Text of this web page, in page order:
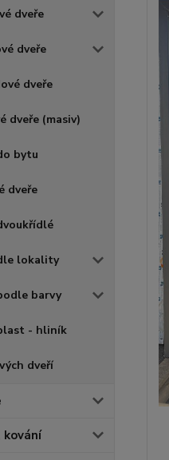
dveře
dveře
dveře
dveře (masiv)
bytu
dveře
lokality
barvy
- hliník
dveří
kování